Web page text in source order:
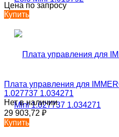
Цена по запросу
Купить
Плата управления для
1.027737 1.034271
Нет в наличии
29 903,72 ₽
Купить